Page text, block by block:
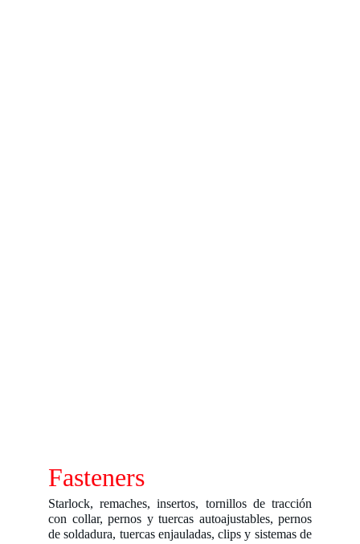
Fasteners
Starlock, remaches, insertos, tornillos de tracción
con collar, pernos y tuercas autoajustables, pernos
de soldadura, tuercas enjauladas, clips y sistemas de